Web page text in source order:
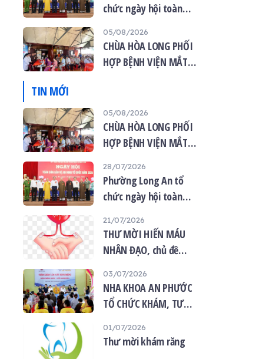
chức ngày hội toàn
quốc năm 2026
05/08/2026
CHÙA HÒA LONG PHỐI
HỢP BỆNH VIỆN MẮT
NGƯỜI DÂN
TIN MỚI
05/08/2026
CHÙA HÒA LONG PHỐI
HỢP BỆNH VIỆN MẮT
MẮT MIỄN PHÍ CHO 120
NGƯỜI DÂN
28/07/2026
Phường Long An tổ
chức ngày hội toàn
quốc năm 2026
21/07/2026
THƯ MỜI HIẾN MÁU
NHÂN ĐẠO, chủ đề
mùa Vu lan”
03/07/2026
NHA KHOA AN PHƯỚC
TỔ CHỨC KHÁM, TƯ
MIỆNG MIỄN PHÍ TẠI
01/07/2026
Thư mời khám răng